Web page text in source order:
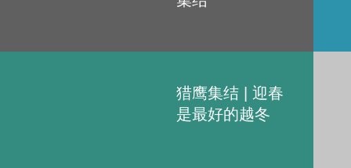
猎鹰集结 | 迎春
是最好的越冬